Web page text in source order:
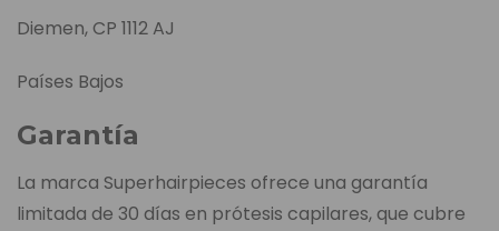
Diemen, CP 1112 AJ
Países Bajos
Garantía
La marca Superhairpieces ofrece una garantía
limitada de 30 días en prótesis capilares, que cubre